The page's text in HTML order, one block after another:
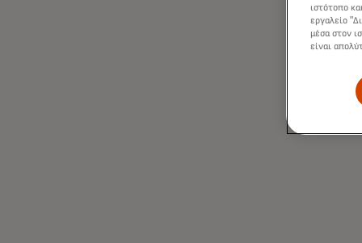
ιστότοπο
εργαλείο
μέσα στον
είναι